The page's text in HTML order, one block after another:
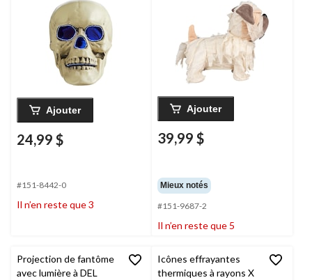
activée par la lumière
pour l'Halloween
Ajouter
24,99 $
#151-8442-0
Il n’en reste que 3
Ajouter
39,99 $
Mieux notés
#151-9687-2
Il n’en reste que 5
Projection de fantôme
avec lumière à DEL
Icônes effrayantes
thermiques à rayons X